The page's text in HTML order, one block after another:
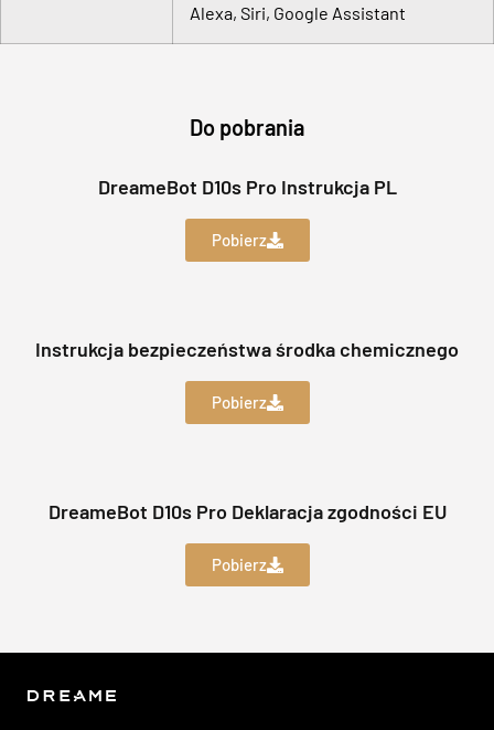
Alexa, Siri, Google Assistant
Do pobrania
DreameBot D10s Pro Instrukcja PL
Pobierz
Instrukcja bezpieczeństwa środka chemicznego
Pobierz
DreameBot D10s Pro Deklaracja zgodności EU
Pobierz